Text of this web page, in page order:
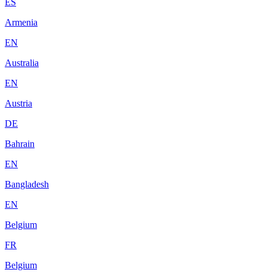
Armenia
EN
Australia
EN
Austria
DE
Bahrain
EN
Bangladesh
EN
Belgium
FR
Belgium